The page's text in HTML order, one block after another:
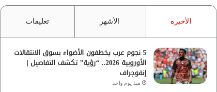
الأخيرة الأشهر تعليقات
5 نجوم عرب يخطفون الأضواء بسوق الانتقالات
الأوروبية 2026.. “رؤية” تكشف التفاصيل |
إنفوجراف
منذ يوم واحد